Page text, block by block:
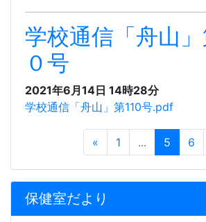
学校通信「舟山」
０号
2021年6月14日 14時28分
学校通信「舟山」第110号.pdf
« 1 ... 5 6
保健室だより